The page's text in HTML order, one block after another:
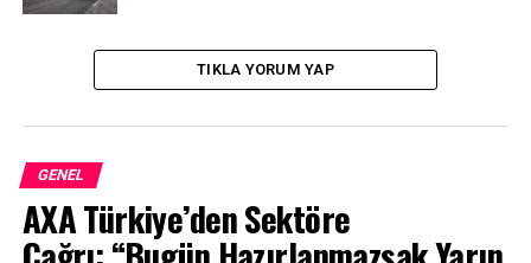
TÜRKİYE’nin en büyük otomobil üreticisi Oyak Renault
Derneği tarafından düzenlenen Türkiye’de Yılın
Otomobili Yarışması’ndan elde ettiği birincilik ödülü,
Renault Mais Genel MüdürüBerk Çağdaş
tarafından
TIKLA YORUM YAP
GENEL
AXA Türkiye’den Sektöre